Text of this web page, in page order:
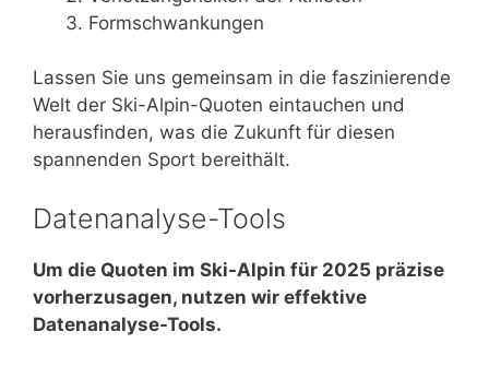
Formschwankungen
Lassen Sie uns gemeinsam in die faszinierende
Welt der Ski-Alpin-Quoten eintauchen und
herausfinden, was die Zukunft für diesen
spannenden Sport bereithält.
Datenanalyse-Tools
Um die Quoten im Ski-Alpin für 2025 präzise
vorherzusagen, nutzen wir effektive
Datenanalyse-Tools.